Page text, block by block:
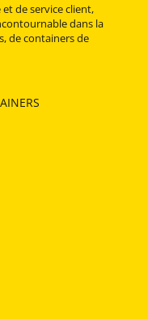
de service client,
dans la
de containers de